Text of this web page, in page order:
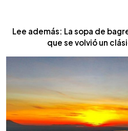
Lee además: La sopa de
que se volvió un